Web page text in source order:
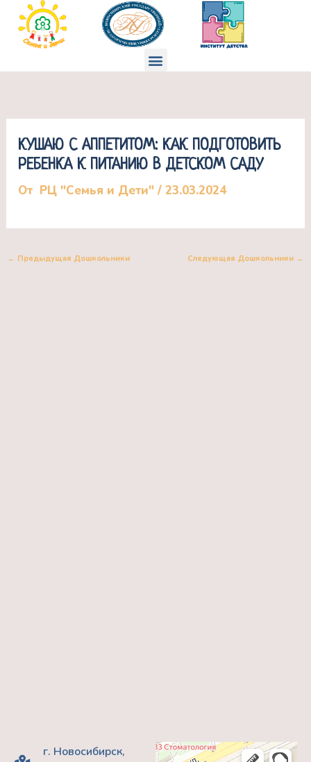
Перейти
содержимому
Меню
КУШАЮ С АППЕТИТОМ: КАК ПОДГОТОВИТЬ
РЕБЕНКА К ПИТАНИЮ В ДЕТСКОМ САДУ
От РЦ "Семья и Дети"/23.03.2024
← Предыдущая Дошкольники Следующая Дошкольники →
г. Новосибирск,